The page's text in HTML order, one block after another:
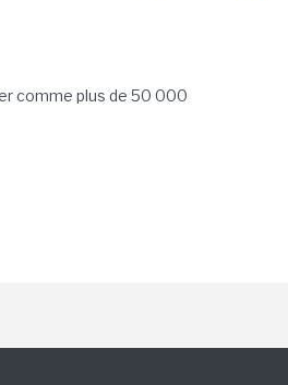
comme plus de 50 000